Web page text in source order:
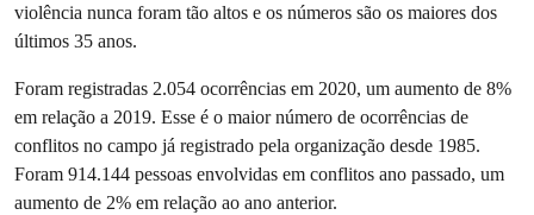
violência nunca foram tão altos e os números são os maiores dos
últimos 35 anos.
Foram registradas 2.054 ocorrências em 2020, um aumento de 8%
em relação a 2019. Esse é o maior número de ocorrências de
conflitos no campo já registrado pela organização desde 1985.
Foram 914.144 pessoas envolvidas em conflitos ano passado, um
aumento de 2% em relação ao ano anterior.